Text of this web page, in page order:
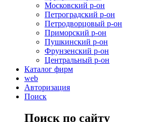
Московский р-он
Петроградский р-он
Петродворцовый р-он
Приморский р-он
Пушкинский р-он
Фрунзенский р-он
Центральный р-он
Каталог фирм
web
Авторизация
Поиск
Поиск по сайту